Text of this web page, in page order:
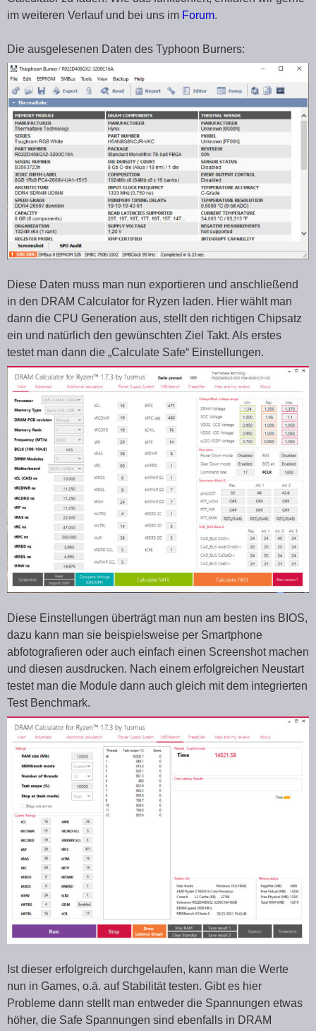
im weiteren Verlauf und bei uns im Forum.
Die ausgelesenen Daten des Typhoon Burners:
Diese Daten muss man nun exportieren und anschließend
in den DRAM Calculator for Ryzen laden. Hier wählt man
dann die CPU Generation aus, stellt den richtigen Chipsatz
ein und natürlich den gewünschten Ziel Takt. Als erstes
testet man dann die „Calculate Safe“ Einstellungen.
Diese Einstellungen überträgt man nun am besten ins BIOS,
dazu kann man sie beispielsweise per Smartphone
abfotografieren oder auch einfach einen Screenshot machen
und diesen ausdrucken. Nach einem erfolgreichen Neustart
testet man die Module dann auch gleich mit dem integrierten
Test Benchmark.
Ist dieser erfolgreich durchgelaufen, kann man die Werte
nun in Games, o.ä. auf Stabilität testen. Gibt es hier
Probleme dann stellt man entweder die Spannungen etwas
höher, die Safe Spannungen sind ebenfalls in DRAM